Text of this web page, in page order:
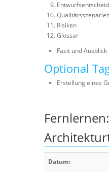
Risiken
Glossar
Fazit und Ausblick
Optional
Erstellung eines
Datum: